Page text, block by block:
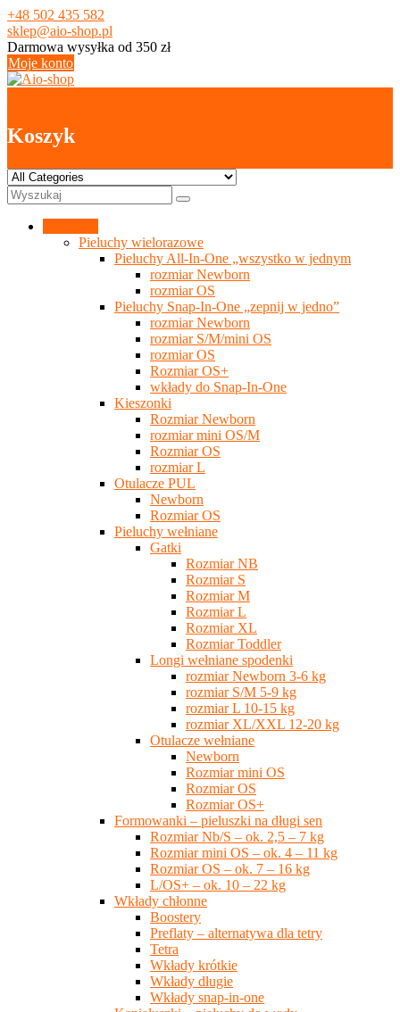
Skip
to
content
+48 502 435 582
sklep@aio-shop.pl
Darmowa wysyłka od 350 zł
Moje konto
Koszyk
Pieluchy wielorazowe
Pieluchy All-In-One „wszystko w jednym
rozmiar Newborn
rozmiar OS
Pieluchy Snap-In-One „zepnij w jedno”
rozmiar Newborn
rozmiar S/M/mini OS
rozmiar OS
Rozmiar OS+
wkłady do Snap-In-One
Kieszonki
Rozmiar Newborn
rozmiar mini OS/M
Rozmiar OS
rozmiar L
Otulacze PUL
Newborn
Rozmiar OS
Pieluchy wełniane
Gatki
Rozmiar NB
Rozmiar S
Rozmiar M
Rozmiar L
Rozmiar XL
Rozmiar Toddler
Longi wełniane spodenki
rozmiar Newborn 3-6 kg
rozmiar S/M 5-9 kg
rozmiar L 10-15 kg
rozmiar XL/XXL 12-20 kg
Otulacze wełniane
Newborn
Rozmiar mini OS
Rozmiar OS
Rozmiar OS+
Formowanki – pieluszki na długi sen
Rozmiar Nb/S – ok. 2,5 – 7 kg
Rozmiar mini OS – ok. 4 – 11 kg
Rozmiar OS – ok. 7 – 16 kg
L/OS+ – ok. 10 – 22 kg
Wkłady chłonne
Boostery
Preflaty – alternatywa dla tetry
Tetra
Wkłady krótkie
Wkłady długie
Wkłady snap-in-one